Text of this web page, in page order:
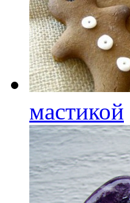
мастикой